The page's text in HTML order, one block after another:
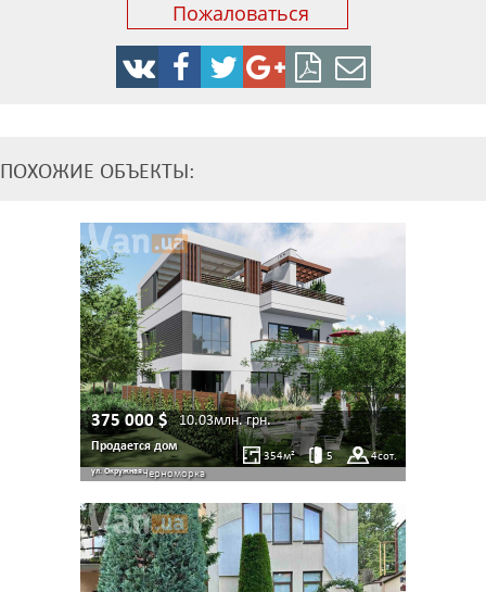
Пожаловаться
ПОХОЖИЕ ОБЪЕКТЫ:
375 000$ 10.03млн.грн.
354м² 5 4сот.
Продается дом
ул. ОкружнаяЧерноморка